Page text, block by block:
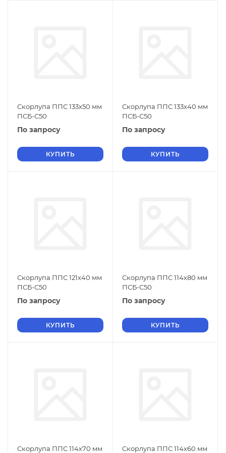
Скорлупа ППС 133х50 мм
ПСБ-С50
По запросу
КУПИТЬ
Скорлупа ППС 133х40 мм
ПСБ-С50
По запросу
КУПИТЬ
Скорлупа ППС 121х40 мм
ПСБ-С50
По запросу
КУПИТЬ
Скорлупа ППС 114х80 мм
ПСБ-С50
По запросу
КУПИТЬ
Скорлупа ППС 114х70 мм
Скорлупа ППС 114х60 мм